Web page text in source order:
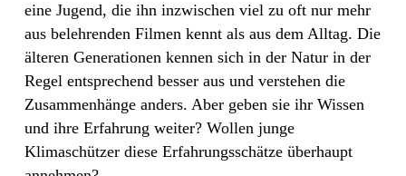
eine Jugend, die ihn inzwischen viel zu oft nur mehr
aus belehrenden Filmen kennt als aus dem Alltag. Die
älteren Generationen kennen sich in der Natur in der
Regel entsprechend besser aus und verstehen die
Zusammenhänge anders. Aber geben sie ihr Wissen
und ihre Erfahrung weiter? Wollen junge
Klimaschützer diese Erfahrungsschätze überhaupt